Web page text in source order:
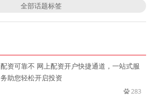
全部话题标签
配资可靠不 网上配资开户快捷通道，一站式服
务助您轻松开启投资
283